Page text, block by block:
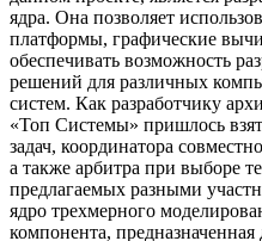
ядра. Она позволяет
платформы, графические
обеспечивать возможность
решений для различных
систем. Как разработчику
«Топ Системы» пришлось
задач, координатора
а также арбитра при выборе
предлагаемых разными
ядро трехмерного
компонента, предназначенная